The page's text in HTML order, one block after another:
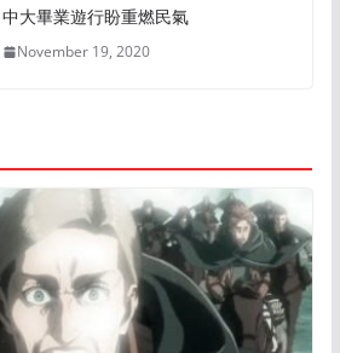
中大畢業遊行盼重燃民氣
November 19, 2020